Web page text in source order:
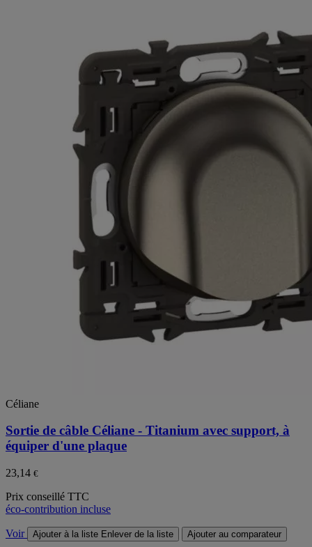
Céliane
Sortie de câble Céliane - Titanium avec support, à
équiper d'une plaque
23,14 €
Prix conseillé TTC
éco-contribution incluse
Voir Ajouter à la liste Enlever de la liste Ajouter au comparateur